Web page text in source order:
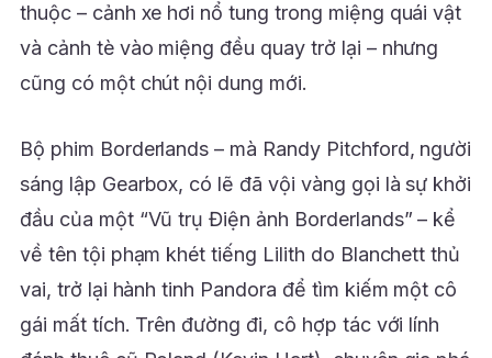
thuộc – cảnh xe hơi nổ tung trong miệng quái vật
và cảnh tè vào miệng đều quay trở lại – nhưng
cũng có một chút nội dung mới.
Bộ phim Borderlands – mà Randy Pitchford, người
sáng lập Gearbox, có lẽ đã vội vàng gọi là sự khởi
đầu của một “Vũ trụ Điện ảnh Borderlands” – kể
về tên tội phạm khét tiếng Lilith do Blanchett thủ
vai, trở lại hành tinh Pandora để tìm kiếm một cô
gái mất tích. Trên đường đi, cô hợp tác với lính